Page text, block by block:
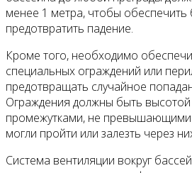
менее 1 метра, чтобы обеспечить
предотвратить падение.
Кроме того, необходимо
специальных ограждений или
предотвращать случайное
Ограждения должны быть
промежутками, не превышающими
могли пройти или залезть через
Система вентиляции вокруг